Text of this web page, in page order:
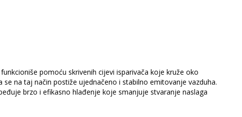
pomoću skrivenih cijevi isparivača koje kruže oko
se na taj način postiže ujednačeno i stabilno emitovanje vazduha.
brzo i efikasno hlađenje koje smanjuje stvaranje naslaga